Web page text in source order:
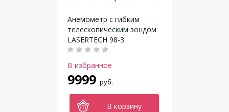
Анемометр с гибким
телескопическим зондом
LASERTECH 98-3
В избранное
9999 руб.
В корзину